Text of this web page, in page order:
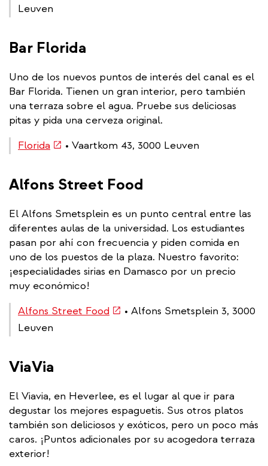
Leuven
Bar Florida
Uno de los nuevos puntos de interés del canal es el
Bar Florida. Tienen un gran interior, pero también
una terraza sobre el agua. Pruebe sus deliciosas
pitas y pida una cerveza original.
Florida (link
external)
• Vaartkom 43, 3000 Leuven
Alfons Street Food
El Alfons Smetsplein es un punto central entre las
diferentes aulas de la universidad. Los estudiantes
pasan por ahí con frecuencia y piden comida en
uno de los puestos de la plaza. Nuestro favorito:
¡especialidades sirias en Damasco por un precio
muy económico!
Alfons Street Food (link• Alfons Smetsplein 3, 3000
Leuven
ViaVia
El Viavia, en Heverlee, es el lugar al que ir para
degustar los mejores espaguetis. Sus otros platos
también son deliciosos y exóticos, pero un poco más
caros. ¡Puntos adicionales por su acogedora terraza
exterior!